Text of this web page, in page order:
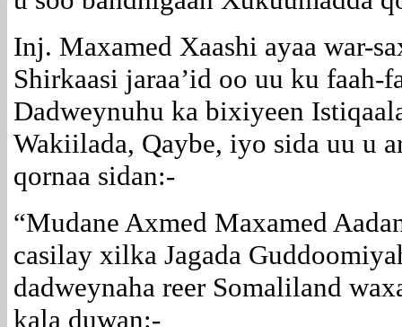
Inj. Maxamed Xaashi ayaa war-
Shirkaasi jaraa’id oo uu ku faah-
Dadweynuhu ka bixiyeen
Wakiilada, Qaybe, iyo sida uu u
qornaa sidan:-
“Mudane Axmed Maxamed
casilay xilka Jagada
dadweynaha reer Somaliland
kala duwan:-